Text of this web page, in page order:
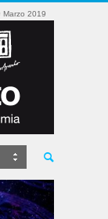
Marzo 2019